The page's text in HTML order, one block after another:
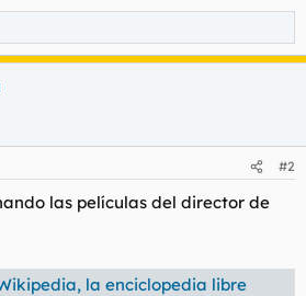
#2
las películas del director de
la enciclopedia libre